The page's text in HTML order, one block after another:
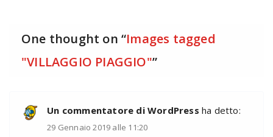
One thought on “Images tagged
"VILLAGGIO PIAGGIO"”
Un commentatore di WordPress ha detto:
29 Gennaio 2019 alle 11:20